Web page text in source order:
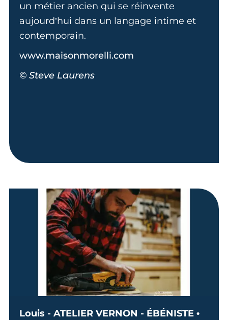
un métier ancien qui se réinvente
aujourd’hui dans un langage intime et
contemporain.
www.maisonmorelli.com
© Steve Laurens
Louis - ATELIER VERNON - ÉBÉNISTE •